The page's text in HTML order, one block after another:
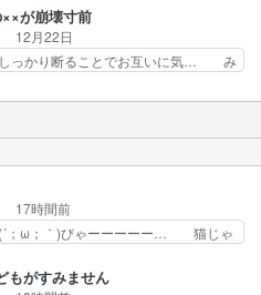
ことになった… すずちん、スイカ
も友情も愛… 正式にお付き合いが
たら期間…
紗月ちゃん(*^^*)… 」冒頭のこの
テンション高め… 徳井の初恋が黒
しかもめっちゃ… 『僕の××なシー
ﾝ』印… 考えてみたら、この根本設
が崩壊寸前
12月22日
しっかり断ることでお互いに気… み
生役で出演させて頂きまし… 今回は
ンがあるからしてほし… 石原さんい
まだもう1話あ… 直人の決意、紗
人で歩む人生… 直くんと紗月、も
かと思ったら… 推し（石原紫ちゃ
ルートは叶…
17時間前
(´；ω；｀)びゃーーーーー… 猫じゃ
森へ帰ってきた！！… おだやかに
もがすみません